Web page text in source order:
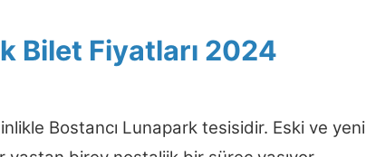
Bilet Fiyatları 2024
Bostancı Lunapark tesisidir. Eski ve yeni